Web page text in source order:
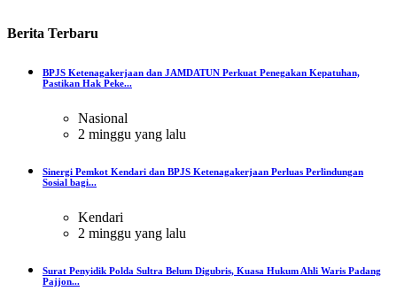
Berita Terbaru
BPJS Ketenagakerjaan dan JAMDATUN Perkuat Penegakan Kepatuhan,
Pastikan Hak Peke...
Nasional
2 minggu yang lalu
Sinergi Pemkot Kendari dan BPJS Ketenagakerjaan Perluas Perlindungan
Sosial bagi...
Kendari
2 minggu yang lalu
Surat Penyidik Polda Sultra Belum Digubris, Kuasa Hukum Ahli Waris Padang
Pajjon...